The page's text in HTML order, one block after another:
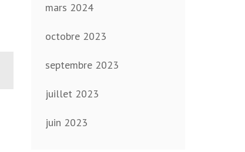
mars 2024
octobre 2023
septembre 2023
juillet 2023
juin 2023